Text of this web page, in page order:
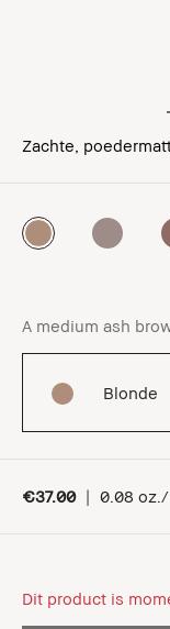
Zachte,
A medium ash
Blonde
€37.00 | 0.08
Dit product is